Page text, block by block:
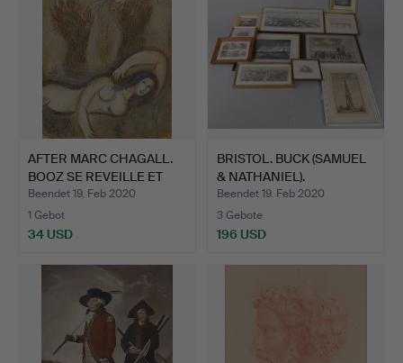
AFTER MARC CHAGALL.
BOOZ SE REVEILLE ET
VO…
Beendet 19. Feb 2020
1 Gebot
34 USD
BRISTOL. BUCK (SAMUEL
& NATHANIEL).
Beendet 19. Feb 2020
3 Gebote
196 USD